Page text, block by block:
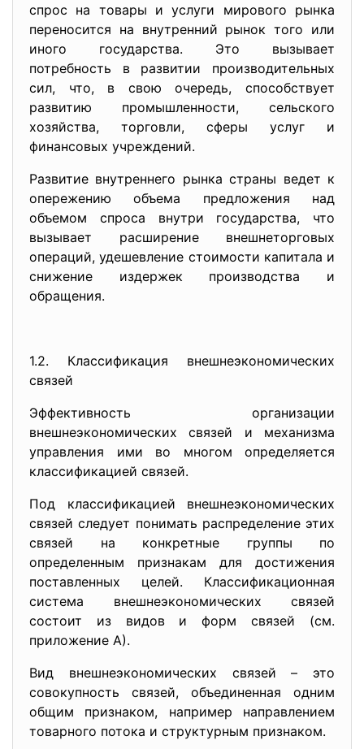
спрос на товары и услуги мирового рынка
переносится на внутренний рынок того или
иного государства. Это вызывает
потребность в развитии производительных
сил, что, в свою очередь, способствует
развитию промышленности, сельского
хозяйства, торговли, сферы услуг и
финансовых учреждений.
Развитие внутреннего рынка страны ведет к
опережению объема предложения над
объемом спроса внутри государства, что
вызывает расширение внешнеторговых
операций, удешевление стоимости капитала и
снижение издержек производства и
обращения.
1.2. Классификация внешнеэкономических
связей
Эффективность организации
внешнеэкономических связей и механизма
управления ими во многом определяется
классификацией связей.
Под классификацией внешнеэкономических
связей следует понимать распределение этих
связей на конкретные группы по
определенным признакам для достижения
поставленных целей. Классификационная
система внешнеэкономических связей
состоит из видов и форм связей (см.
приложение А).
Вид внешнеэкономических связей – это
совокупность связей, объединенная одним
общим признаком, например направлением
товарного потока и структурным признаком.